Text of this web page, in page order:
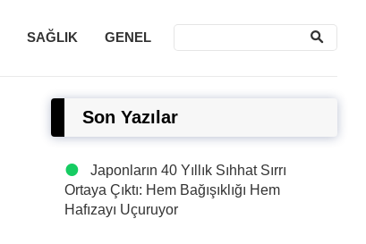
SAĞLIK GENEL
Son Yazılar
Japonların 40 Yıllık Sıhhat Sırrı
Ortaya Çıktı: Hem Bağışıklığı Hem
Hafızayı Uçuruyor